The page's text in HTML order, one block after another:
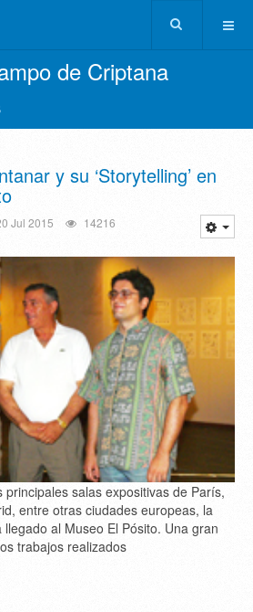
de Criptana
y su ‘Storytelling’ en
Jul 2015 14216
salas expositivas de París,
entre otras ciudades europeas, la
llegado al Museo El Pósito. Una gran
trabajos realizados